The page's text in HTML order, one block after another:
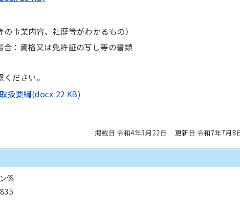
事業内容、社歴等がわかるもの）
：資格又は免許証の写し等の書類
ださい。
扱要綱(docx 22 KB)
掲載日 令和4年3月22日 更新日 令和7年7月8
係